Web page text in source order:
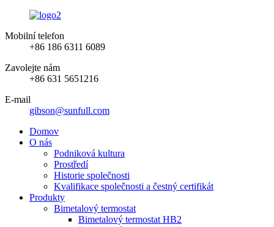
Mobilní telefon
+86 186 6311 6089
Zavolejte nám
+86 631 5651216
E-mail
gibson@sunfull.com
Domov
O nás
Podniková kultura
Prostředí
Historie společnosti
Kvalifikace společnosti a čestný certifikát
Produkty
Bimetalový termostat
Bimetalový termostat HB2